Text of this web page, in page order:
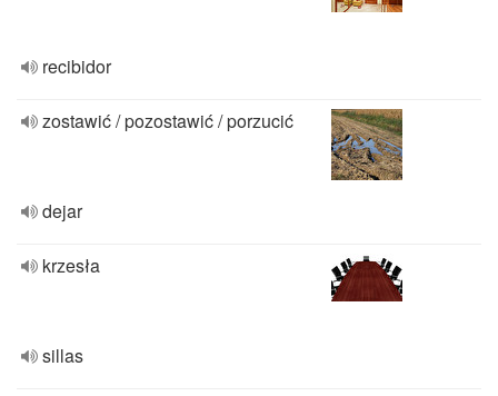
recibidor
zostawić / pozostawić / porzucić
dejar
krzesła
sillas